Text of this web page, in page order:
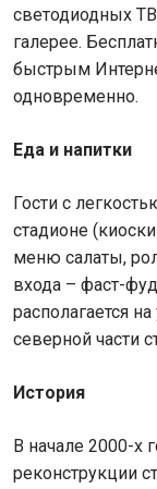
светодиодных
галерее.
быстрым
одновременно.
Еда и напитки
Гости с
стадионе
меню салаты,
входа – фаст-
располагается
северной части
История
В начале 2000-х
реконструкции